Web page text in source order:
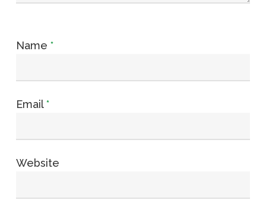
Name *
Email*
Website